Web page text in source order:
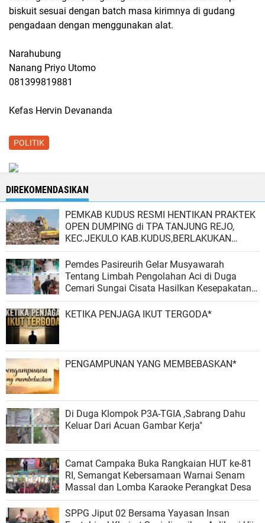
biskuit sesuai dengan batch masa kirimnya di gudang
pengadaan dengan menggunakan alat.
Narahubung
Nanang Priyo Utomo
081399819881
Kefas Hervin Devananda
POLITIK
DIREKOMENDASIKAN
PEMKAB KUDUS RESMI HENTIKAN PRAKTEK
OPEN DUMPING di TPA TANJUNG REJO,
KEC.JEKULO KAB.KUDUS,BERLAKUKAN
SISTEM PENGELOLAAN SAMPAH BARU
Pemdes Pasireurih Gelar Musyawarah
Tentang Limbah Pengolahan Aci di Duga
Cemari Sungai Cisata Hasilkan Kesepakatan
Tutup Sementara
KETIKA PENJAGA IKUT TERGODA*
PENGAMPUNAN YANG MEMBEBASKAN*
Di Duga Klompok P3A-TGIA ,Sabrang Dahu
Keluar Dari Acuan Gambar Kerja"
Camat Campaka Buka Rangkaian HUT ke-81
RI, Semangat Kebersamaan Warnai Senam
Massal dan Lomba Karaoke Perangkat Desa
SPPG Jiput 02 Bersama Yayasan Insan